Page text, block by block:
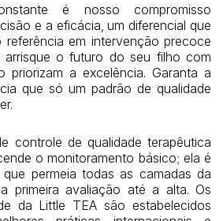
é nosso compromisso
e a eficácia, um diferencial que
em intervenção precoce
o futuro do seu filho com
priorizam a excelência. Garanta a
que só um padrão de qualidade
controle de qualidade terapêutica
o monitoramento básico; ela é
permeia todas as camadas da
primeira avaliação até a alta. Os
da Little TEA são estabelecidos